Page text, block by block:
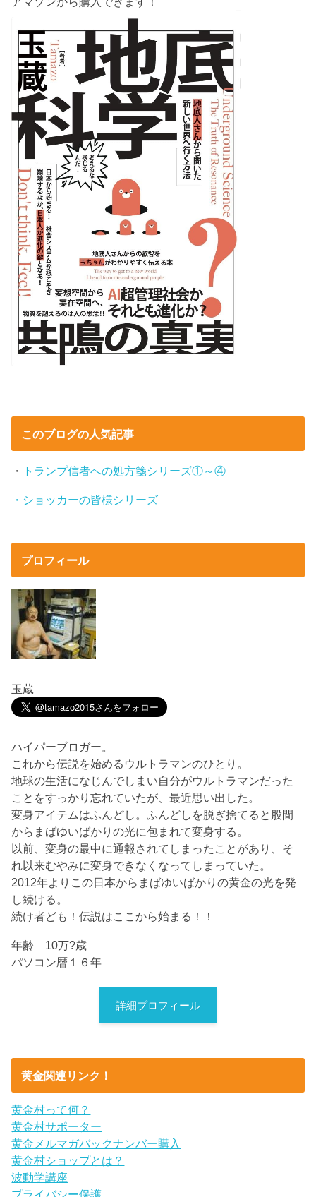
このブログの人気記事
・ トランプ信者への処方箋シリーズ①～④
・ショッカーの皆様シリーズ
プロフィール
玉蔵
ハイパーブロガー。
これから伝説を始めるウルトラマンのひとり。
地球の生活になじんでしまい自分がウルトラマンだった
ことをすっかり忘れていたが、最近思い出した。
変身アイテムはふんどし。ふんどしを脱ぎ捨てると股間
からまばゆいばかりの光に包まれて変身する。
以前、変身の最中に通報されてしまったことがあり、そ
れ以来むやみに変身できなくなってしまっていた。
2012年よりこの日本からまばゆいばかりの黄金の光を発
し続ける。
続け者ども！伝説はここから始まる！！
年齢 10万?歳
パソコン暦１６年
詳細プロフィール
黄金関連リンク！
黄金村って何？
黄金村サポーター
黄金メルマガバックナンバー購入
黄金村ショップとは？
波動学講座